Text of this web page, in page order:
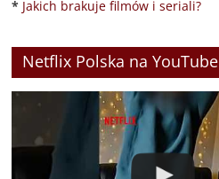
* Jakich brakuje filmów i seriali?
Netflix Polska na YouTube